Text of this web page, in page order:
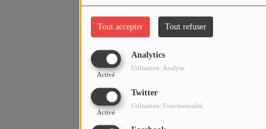
Tout accepter Tout refuser
Analytics
Activé
Utilisation: Analyse
Twitter
Activé
Utilisation: Fonctionnalité